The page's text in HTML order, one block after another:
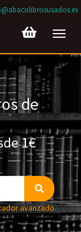
de
1€
avanzado